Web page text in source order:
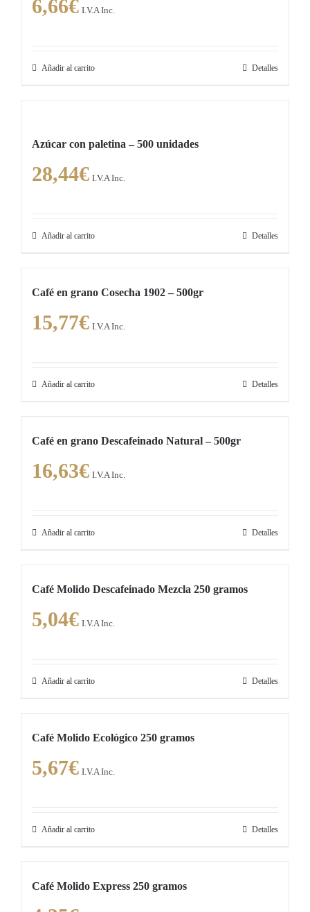
6,66€ I.V.A Inc.
Añadir al carrito Detalles
Azúcar con paletina – 500 unidades
28,44€ I.V.A Inc.
Añadir al carrito Detalles
Café en grano Cosecha 1902 – 500gr
15,77€ I.V.A Inc.
Añadir al carrito Detalles
Café en grano Descafeinado Natural – 500gr
16,63€ I.V.A Inc.
Añadir al carrito Detalles
Café Molido Descafeinado Mezcla 250 gramos
5,04€ I.V.A Inc.
Añadir al carrito Detalles
Café Molido Ecológico 250 gramos
5,67€ I.V.A Inc.
Añadir al carrito Detalles
Café Molido Express 250 gramos